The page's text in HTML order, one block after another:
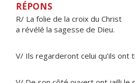
RÉPONS
R/ La folie de la croix du Christ
a révélé la sagesse de Dieu.
V/ Ils regarderont celui qu’ils ont